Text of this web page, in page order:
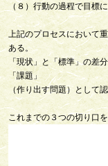
（８）行動の過程で目
上記のプロセスにおいて
ある。
「現状」と「標準」の差
「課題」
（作り出す問題）として
これまでの３つの切り口